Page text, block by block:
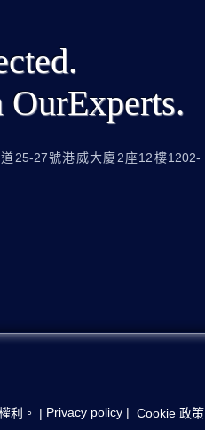
25-27號港威大廈2座12樓1202-
利。 | Privacy policy | Cookie 政策